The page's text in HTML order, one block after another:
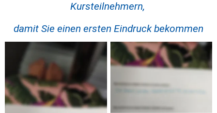
Kursteilnehmern,
damit Sie einen ersten Eindruck bekommen